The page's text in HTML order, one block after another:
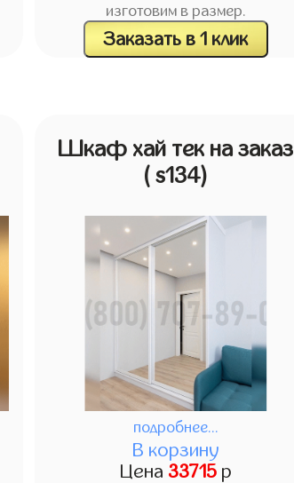
изготовим в размер.
Заказать в 1 клик
Шкаф хай тек на заказ
( s134)
подробнее...
В корзину
Цена 33715р